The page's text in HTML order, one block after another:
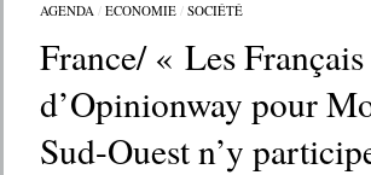
AGENDA/ ECONOMIE/ SOCIÉTÉ
France/ « Les
d’Opinionway pour
Sud-Ouest n’y